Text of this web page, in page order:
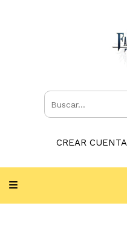
CREAR CUENTA